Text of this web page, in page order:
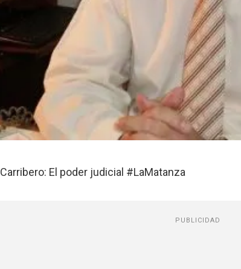
El poder judicial #LaMatanza
PUBLICIDAD